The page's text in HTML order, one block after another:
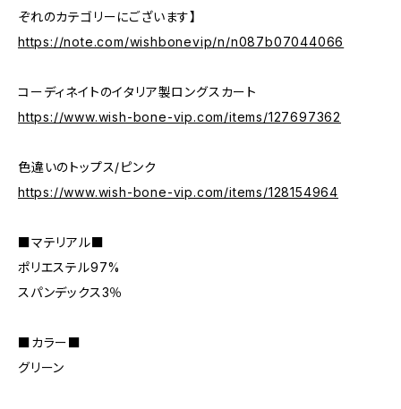
ぞれのカテゴリーにございます】
https://note.com/wishbonevip/n/n087b07044066
コーディネイトのイタリア製ロングスカート
https://www.wish-bone-vip.com/items/127697362
色違いのトップス/ピンク
https://www.wish-bone-vip.com/items/128154964
■マテリアル■
ポリエステル97%
スパンデックス3％
■カラー■
グリーン